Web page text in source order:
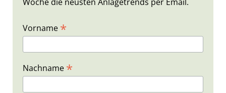
Vorname *
Nachname *